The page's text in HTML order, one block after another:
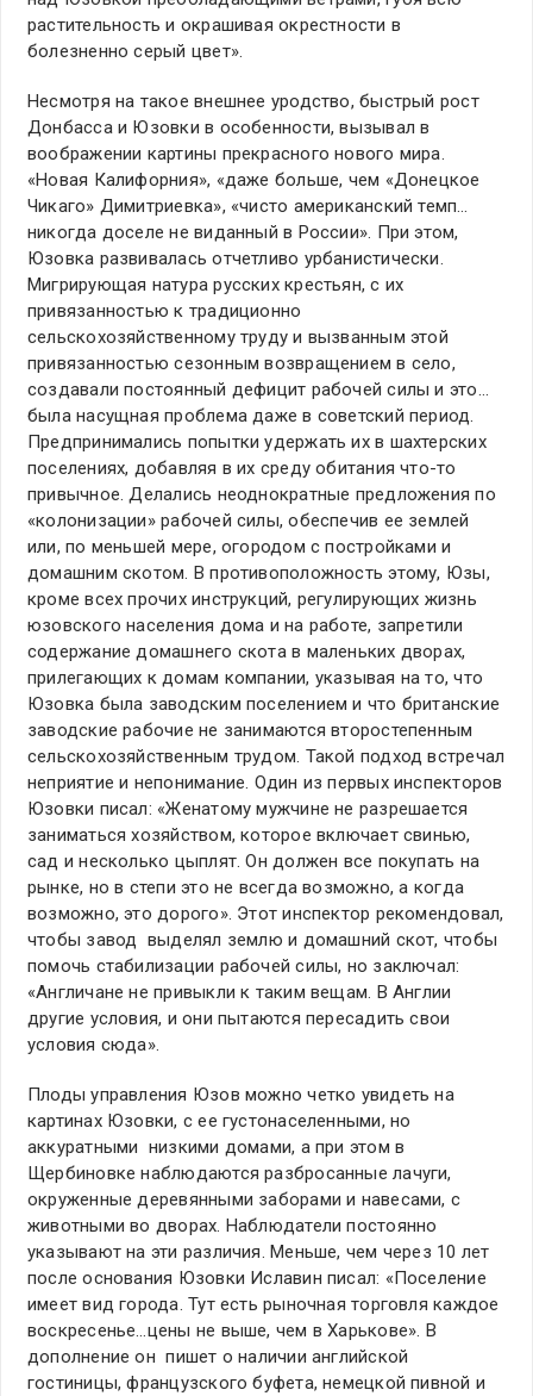
растительность и окрашивая окрестности в
болезненно серый цвет».
Несмотря на такое внешнее уродство, быстрый рост
Донбасса и Юзовки в особенности, вызывал в
воображении картины прекрасного нового мира.
«Новая Калифорния», «даже больше, чем «Донецкое
Чикаго» Димитриевка», «чисто американский темп…
никогда доселе не виданный в России». При этом,
Юзовка развивалась отчетливо урбанистически.
Мигрирующая натура русских крестьян, с их
привязанностью к традиционно
сельскохозяйственному труду и вызванным этой
привязанностью сезонным возвращением в село,
создавали постоянный дефицит рабочей силы и это…
была насущная проблема даже в советский период.
Предпринимались попытки удержать их в шахтерских
поселениях, добавляя в их среду обитания что-то
привычное. Делались неоднократные предложения по
«колонизации» рабочей силы, обеспечив ее землей
или, по меньшей мере, огородом с постройками и
домашним скотом. В противоположность этому, Юзы,
кроме всех прочих инструкций, регулирующих жизнь
юзовского населения дома и на работе, запретили
содержание домашнего скота в маленьких дворах,
прилегающих к домам компании, указывая на то, что
Юзовка была заводским поселением и что британские
заводские рабочие не занимаются второстепенным
сельскохозяйственным трудом. Такой подход встречал
неприятие и непонимание. Один из первых инспекторов
Юзовки писал: «Женатому мужчине не разрешается
заниматься хозяйством, которое включает свинью,
сад и несколько цыплят. Он должен все покупать на
рынке, но в степи это не всегда возможно, а когда
возможно, это дорого». Этот инспектор рекомендовал,
чтобы завод выделял землю и домашний скот, чтобы
помочь стабилизации рабочей силы, но заключал:
«Англичане не привыкли к таким вещам. В Англии
другие условия, и они пытаются пересадить свои
условия сюда».
Плоды управления Юзов можно четко увидеть на
картинах Юзовки, с ее густонаселенными, но
аккуратными низкими домами, а при этом в
Щербиновке наблюдаются разбросанные лачуги,
окруженные деревянными заборами и навесами, с
животными во дворах. Наблюдатели постоянно
указывают на эти различия. Меньше, чем через 10 лет
после основания Юзовки Иславин писал: «Поселение
имеет вид города. Тут есть рыночная торговля каждое
воскресенье…цены не выше, чем в Харькове». В
дополнение он пишет о наличии английской
гостиницы, французского буфета, немецкой пивной и